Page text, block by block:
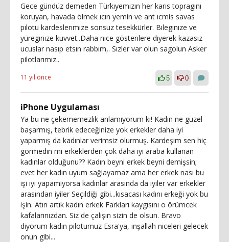
Gece gündüz demeden Türkıyemızın her karıs topragını
koruyan, havada ölmek ıcın yemin ve ant ıcmis savas
pılotu kardeslerımıze sonsuz tesekkürler. Bılegınıze ve
yüregınıze kuvvet..Daha nıce gösterılere dıyerek kazasız
ucuslar nasıp etsın rabbım,. Sızler var olun sagolun Asker
pilotlarımız..
11 yıl önce 5 0
iPhone Uygulaması
Ya bu ne çekememezlik anlamıyorum ki! Kadın ne güzel
başarmış, tebrik edeceğinize yok erkekler daha iyi
yaparmış da kadınlar verimsiz olurmuş. Kardeşim sen hiç
görmedin mi erkeklerden çok daha iyi araba kullanan
kadınlar olduğunu?? Kadın beyni erkek beyni demişsin;
evet her kadın uyum sağlayamaz ama her erkek nası bu
işi iyi yapamıyorsa kadınlar arasında da iyiler var erkekler
arasından iyiler Seçildiği gibi...kısacası kadını erkeği yok bu
işin. Atın artık kadın erkek Farkları kaygısını o örümcek
kafalarınızdan. Siz de çalışın sizin de olsun. Bravo
diyorum kadın pilotumuz Esra'ya, inşallah niceleri gelecek
onun gibi...